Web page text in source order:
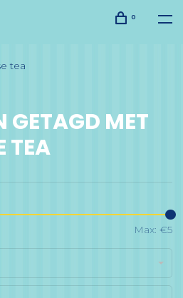
0
tea
GETAGD MET
TEA
Max: €5